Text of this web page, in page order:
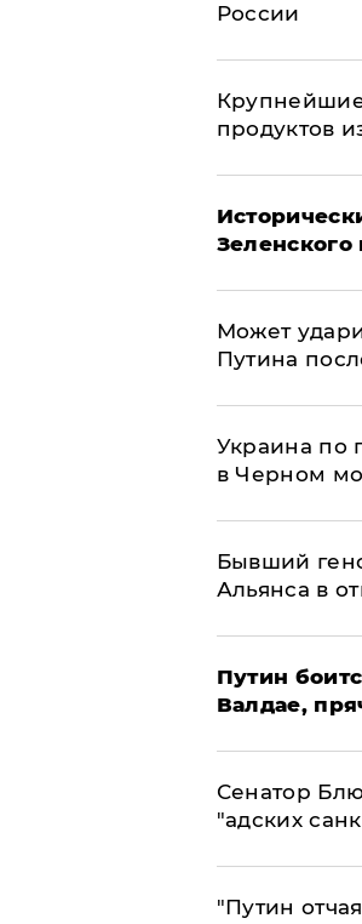
России
продуктов
Может
Путина
Украина по
в Черном
Бывший
Альянса в
Путин
Валдае,
Сенатор
"адских
"Путин